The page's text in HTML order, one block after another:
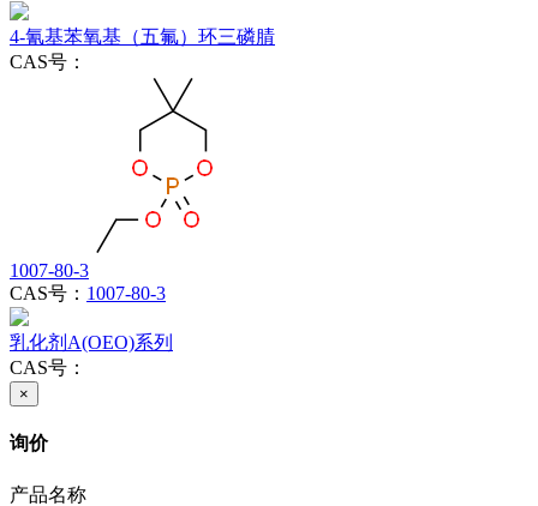
4-氰基苯氧基（五氟）环三磷腈
CAS号：
1007-80-3
CAS号： 1007-80-3
乳化剂A(OEO)系列
CAS号：
×
询价
产品名称